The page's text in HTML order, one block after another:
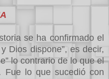
se ha confirmado el
Dios dispone”, es decir,
lo contrario de lo que el
Fue lo que sucedió con